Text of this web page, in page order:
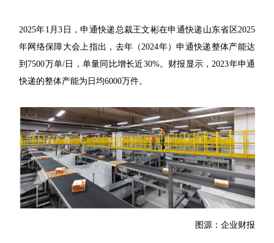
2025年1月3日，申通快递总裁王文彬在申通快递山东省区2025
年网络保障大会上指出，去年（2024年）申通快递整体产能达
到7500万单/日，单量同比增长近30%。财报显示，2023年申通
快递的整体产能为日均6000万件。
图源：企业财报